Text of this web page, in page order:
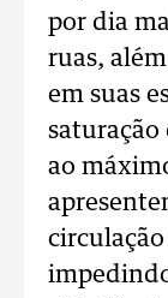
por dia
ruas,
em suas
ao